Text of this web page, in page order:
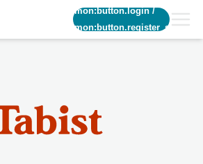
common:button.login/
common:button.register_short